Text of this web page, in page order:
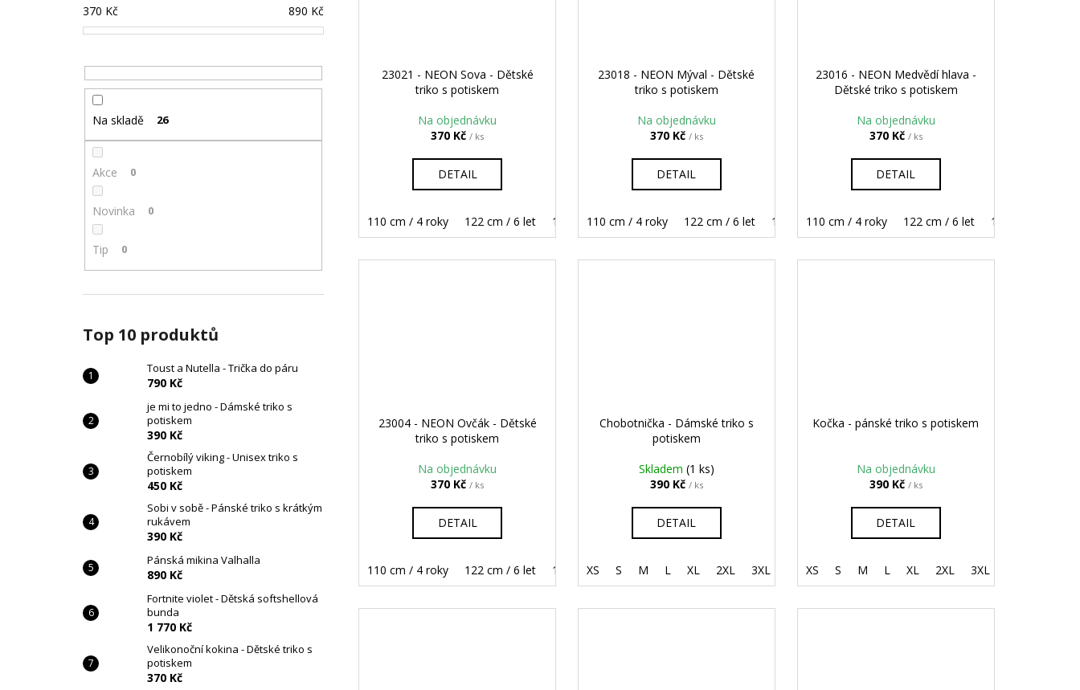
370 Kč 890 Kč
Na skladě 26
Akce 0
Novinka 0
Tip 0
Top 10 produktů
Toust a Nutella - Trička do páru
790 Kč
je mi to jedno - Dámské triko s
potiskem
390 Kč
Černobílý viking - Unisex triko s
potiskem
450 Kč
Sobi v sobě - Pánské triko s krátkým
rukávem
390 Kč
Pánská mikina Valhalla
890 Kč
Fortnite violet - Dětská softshellová
bunda
1 770 Kč
Velikonoční kokina - Dětské triko s
potiskem
370 Kč
23021 - NEON Sova - Dětské
triko s potiskem
Na objednávku
370 Kč/ ks
DETAIL
110 cm / 4 roky 122 cm / 6 let 134 cm / 8 let 146 cm / 10 let 158 cm / 12 let
23018 - NEON Mýval - Dětské
triko s potiskem
Na objednávku
370 Kč / ks
DETAIL
110 cm / 4 roky 122 cm / 6 let 134 cm / 8 let 146 cm / 10 let 158 cm / 12 let
23016 - NEON Medvědí hlava -
Dětské triko s potiskem
Na objednávku
370 Kč / ks
DETAIL
110 cm / 4 roky 122 cm / 6 let 134 cm / 8 let
23004 - NEON Ovčák - Dětské
triko s potiskem
Na objednávku
370 Kč/ ks
DETAIL
110 cm / 4 roky 122 cm / 6 let 134 cm / 8 let 146 cm / 10 let 158 cm / 12 let
Chobotnička - Dámské triko s
potiskem
Skladem (1 ks)
390 Kč / ks
DETAIL
XS S M L XL 2XL 3XL
Kočka - pánské triko s potiskem
Na objednávku
390 Kč / ks
DETAIL
XS S M L XL 2XL 3XL